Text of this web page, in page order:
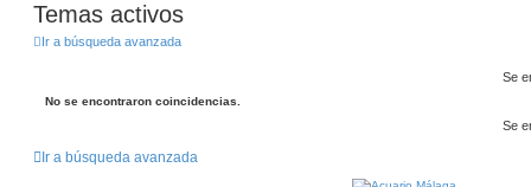
Temas activos
Ir a búsqueda avanzada
Se
No se encontraron coincidencias.
Se
Ir a búsqueda avanzada